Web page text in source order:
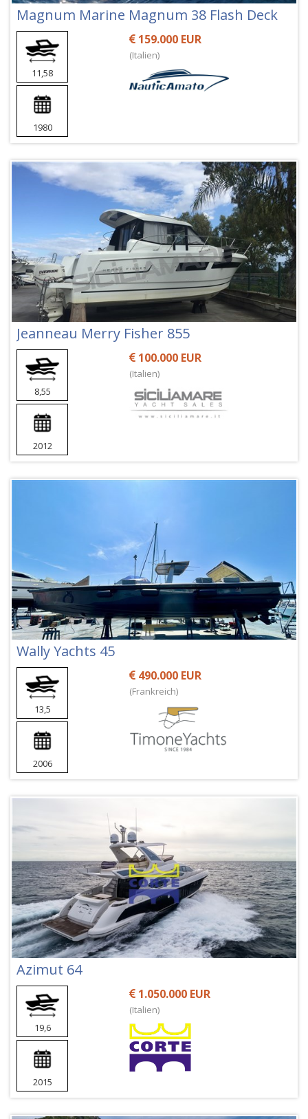
Magnum Marine Magnum 38 Flash Deck
11,58
1980
159.000 EUR
(Italien)
Jeanneau Merry Fisher 855
8,55
2012
100.000 EUR
(Italien)
Wally Yachts 45
13,5
2006
490.000 EUR
(Frankreich)
Azimut 64
19,6
2015
1.050.000 EUR
(Italien)